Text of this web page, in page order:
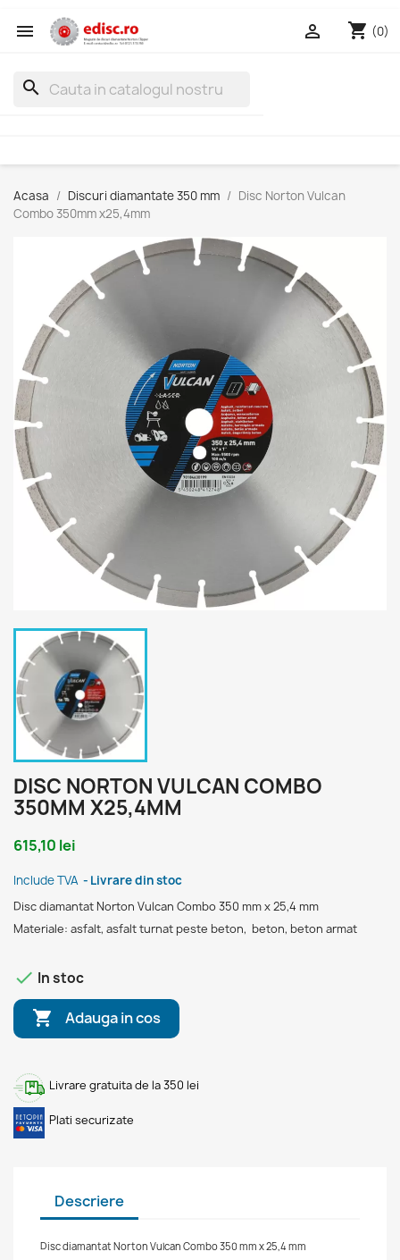
 shopping_cart (0)

search
Acasa Discuri diamantate 350 mm
Disc Norton Vulcan
Combo 350mm x25,4mm
DISC NORTON VULCAN COMBO
350MM X25,4MM
615,10 lei
Include TVA Livrare din stoc
Disc diamantat Norton Vulcan Combo 350 mm x 25,4 mm
Materiale: asfalt, asfalt turnat peste beton, beton, beton armat
 In stoc
 Adauga in cos
Livrare gratuita de la 350 lei
Plati securizate
Descriere
Disc diamantat Norton Vulcan Combo 350 mm x 25,4 mm